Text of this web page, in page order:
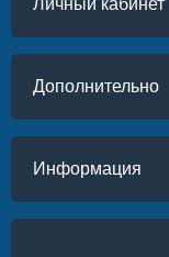
Личный кабинет
Дополнительно
Информация